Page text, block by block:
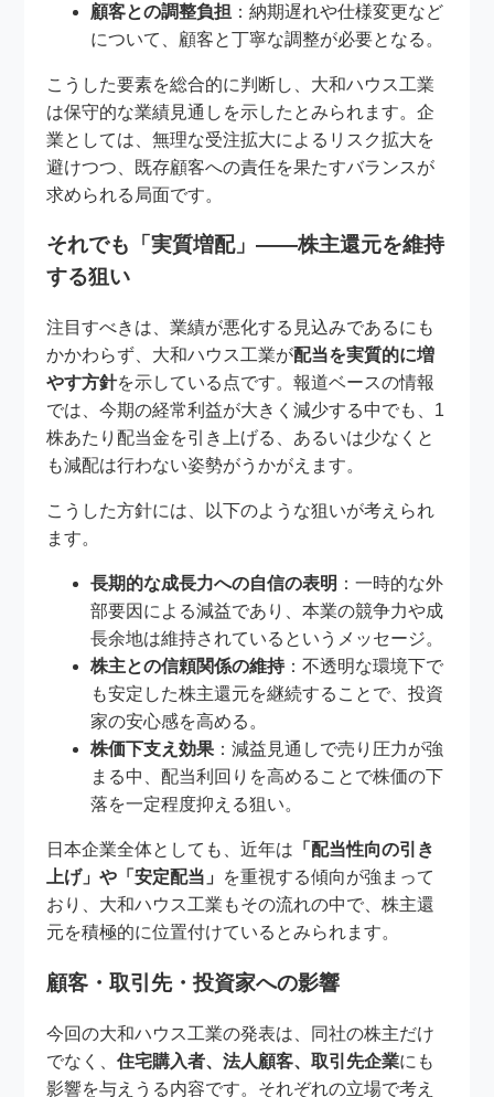
顧客との調整負担 ：納期遅れや仕様変更など
について、顧客と丁寧な調整が必要となる。
こうした要素を総合的に判断し、大和ハウス工業
は保守的な業績見通しを示したとみられます。企
業としては、無理な受注拡大によるリスク拡大を
避けつつ、既存顧客への責任を果たすバランスが
求められる局面です。
それでも「実質増配」――株主還元を維持
する狙い
注目すべきは、業績が悪化する見込みであるにも
かかわらず、大和ハウス工業が配当を実質的に増
やす方針を示している点です。報道ベースの情報
では、今期の経常利益が大きく減少する中でも、1
株あたり配当金を引き上げる、あるいは少なくと
も減配は行わない姿勢がうかがえます。
こうした方針には、以下のような狙いが考えられ
ます。
長期的な成長力への自信の表明 ：一時的な外
部要因による減益であり、本業の競争力や成
長余地は維持されているというメッセージ。
株主との信頼関係の維持：不透明な環境下で
も安定した株主還元を継続することで、投資
家の安心感を高める。
株価下支え効果 ：減益見通しで売り圧力が強
まる中、配当利回りを高めることで株価の下
落を一定程度抑える狙い。
日本企業全体としても、近年は 「配当性向の引き
上げ」や「安定配当」 を重視する傾向が強まって
おり、大和ハウス工業もその流れの中で、株主還
元を積極的に位置付けているとみられます。
顧客・取引先・投資家への影響
今回の大和ハウス工業の発表は、同社の株主だけ
でなく、住宅購入者、法人顧客、取引先企業にも
影響を与えうる内容です。それぞれの立場で考え